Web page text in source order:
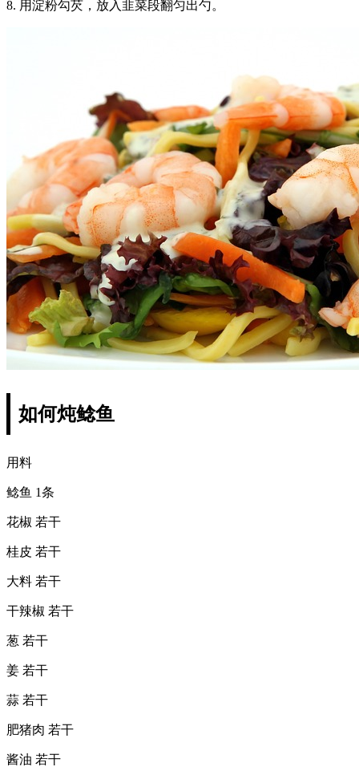
8. 用淀粉勾芡，放入韭菜段翻匀出勺。
如何炖鲶鱼
用料
鲶鱼 1条
花椒 若干
桂皮 若干
大料 若干
干辣椒 若干
葱 若干
姜 若干
蒜 若干
肥猪肉 若干
酱油 若干